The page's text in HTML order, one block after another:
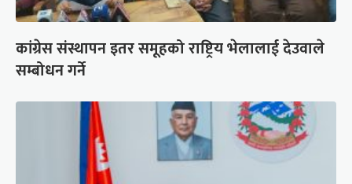
कांग्रेस संस्थापन इतर समूहको राष्ट्रिय भेलालाई देउवाले
सम्बोधन गर्ने